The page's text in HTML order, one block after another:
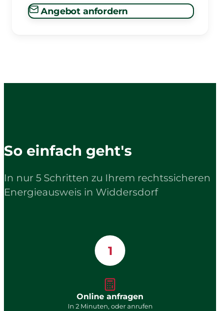
Angebot anfordern
So einfach geht's
In nur 5 Schritten zu Ihrem rechtssicheren
Energieausweis in Widdersdorf
1
Online anfragen
In 2 Minuten, oder anrufen